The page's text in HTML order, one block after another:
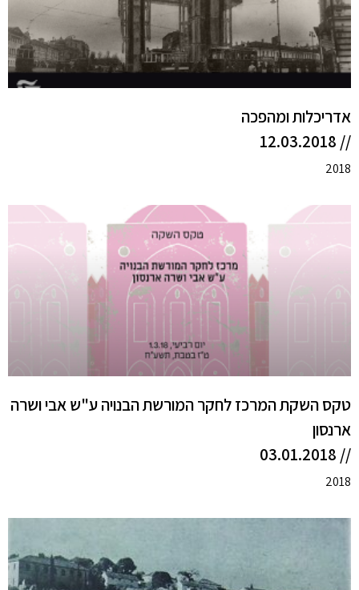
אדריכלות ומהפכה
// 12.03.2018
2018
טקס השקת המרכז לחקר המורשת הבנויה ע"ש אבי ושרה
ארנסון
// 03.01.2018
2018